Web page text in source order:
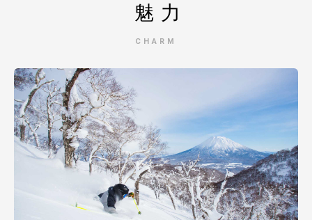
【返礼品に関するお問合せ先】
ふるさと納税商品お問合せセンター
TEL 0120-977-050（平日9:30〜17:30）
【寄附金受領証明書などの書類の発行やワンストップ特例
申請に関するお問合せ先】
倶知安町コールセンター
TEL：050-3090-2596（平日9:00〜17:15）
土日祝日・12/27～1/4休み
mail：h.kutchan@do-furusato.jp
魅力
CHARM